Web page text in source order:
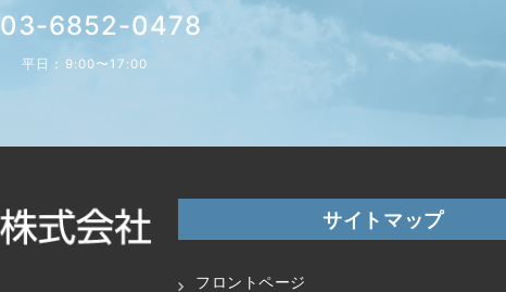
03-6852-0478
平日：9:00〜17:00
サイトマップ
フロントページ